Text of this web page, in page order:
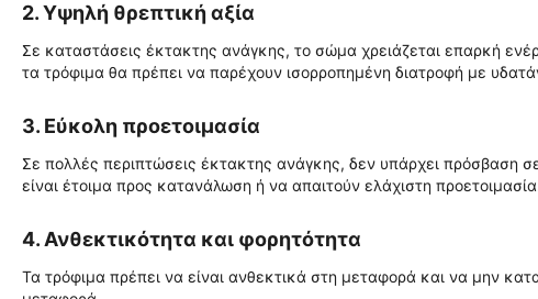
2. Υψηλή θρεπτική αξία
Σε καταστάσεις έκτακτης ανάγκης, το σώμα χρειάζεται επαρκή
τα τρόφιμα θα πρέπει να παρέχουν ισορροπημένη διατροφή με
3. Εύκολη προετοιμασία
Σε πολλές περιπτώσεις έκτακτης ανάγκης, δεν υπάρχει πρόσβαση
είναι έτοιμα προς κατανάλωση ή να απαιτούν ελάχιστη
4. Ανθεκτικότητα και φορητότητα
Τα τρόφιμα πρέπει να είναι ανθεκτικά στη μεταφορά και να μην